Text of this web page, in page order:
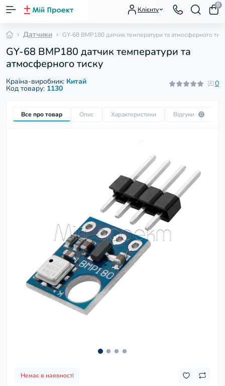
Клієнту
0
Датчики GY-68 BMP180 датчик температури та атмосферного
GY-68 BMP180 датчик температури та
атмосферного тиску
Країна-виробник: Китай
Код товару: 1130
0
Все про товар Опис Характеристики Відгуки 0
Немає в наявності